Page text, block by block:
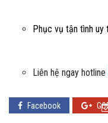
Phục vụ tận tình
Liên hệ ngay hotline
Facebook